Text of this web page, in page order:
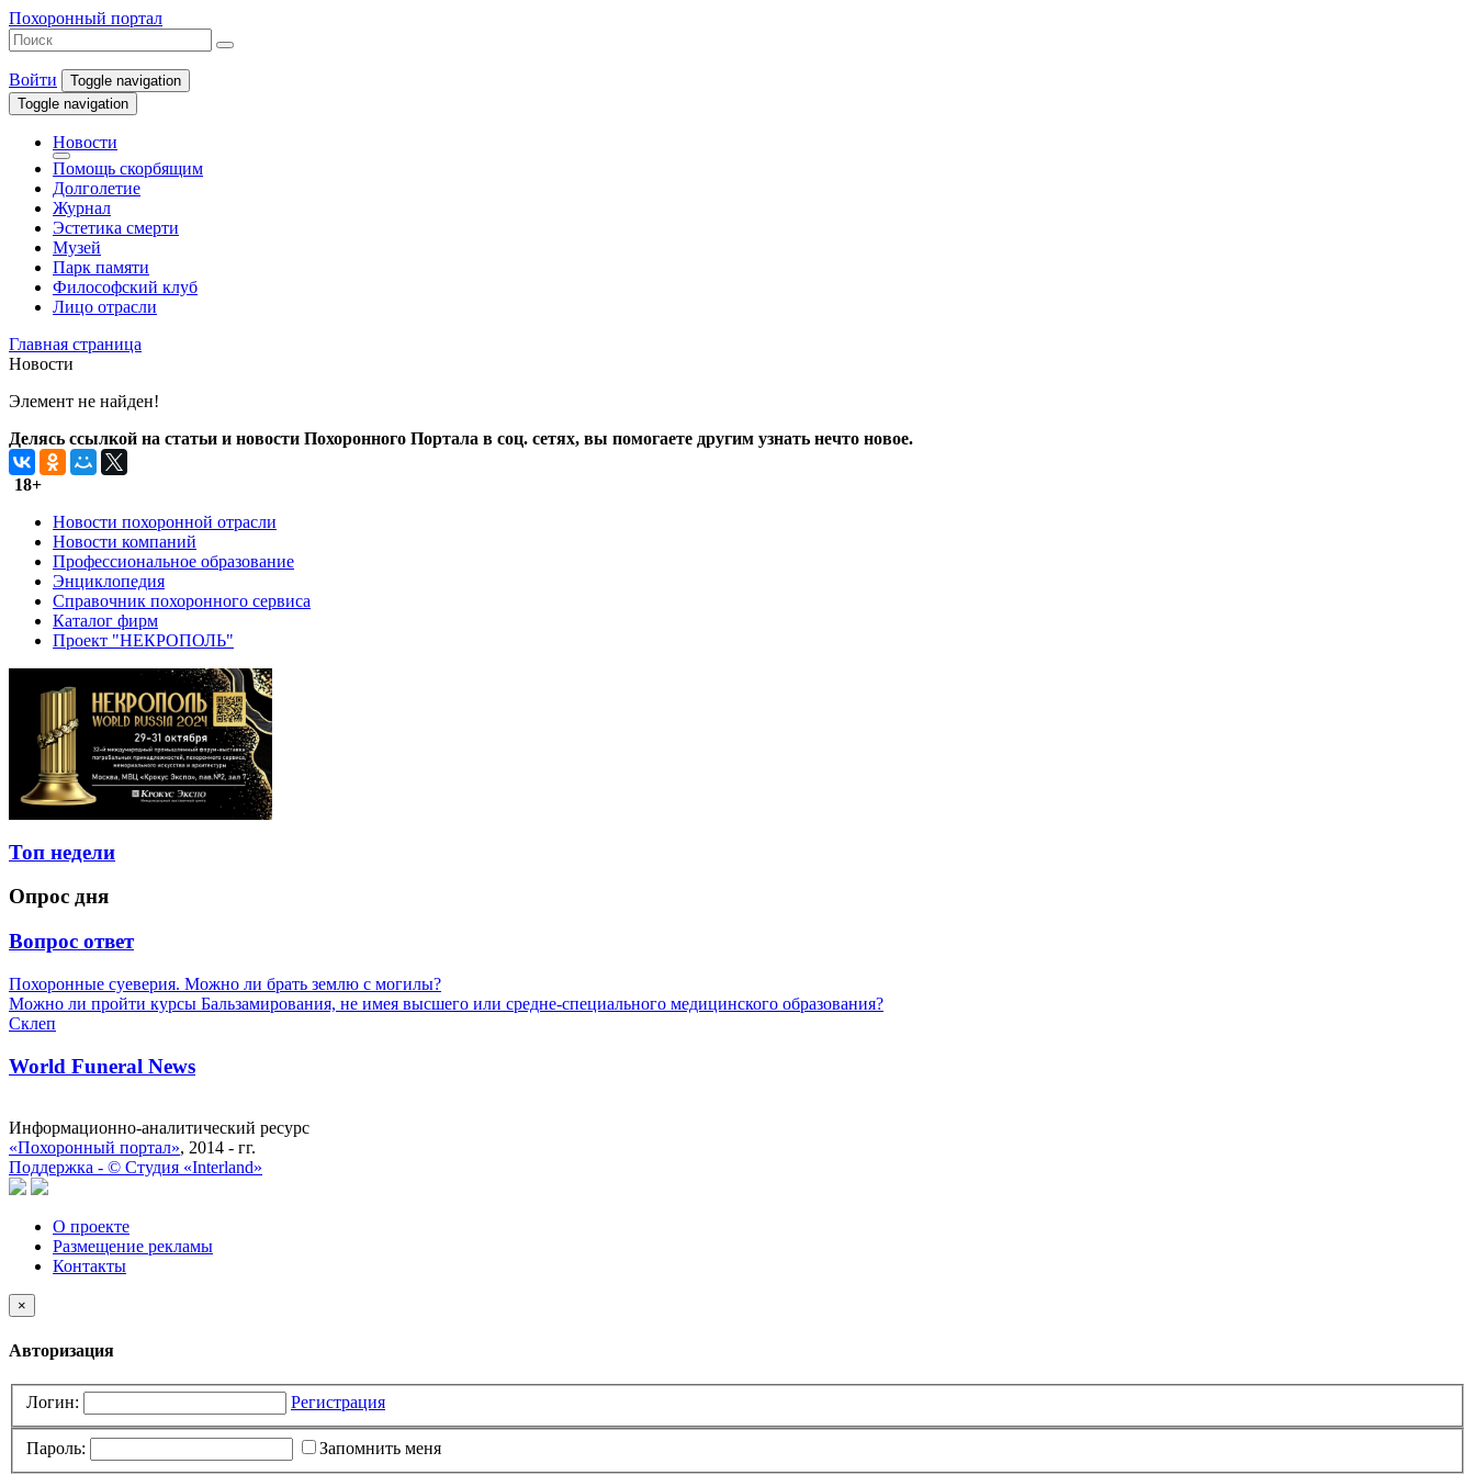
Похоронный портал
Войти
Toggle navigation
Toggle navigation
Новости
Помощь скорбящим
Долголетие
Журнал
Эстетика смерти
Музей
Парк памяти
Философский клуб
Лицо отрасли
Главная страница
Новости
Элемент не найден!
Делясь ссылкой на статьи и новости Похоронного Портала в соц. сетях, вы помогаете другим узнать нечто новое.
18+
Новости похоронной отрасли
Новости компаний
Профессиональное образование
Энциклопедия
Справочник похоронного сервиса
Каталог фирм
Проект "НЕКРОПОЛЬ"
Топ недели
Опрос дня
Вопрос ответ
Похоронные суеверия. Можно ли брать землю с могилы?
Можно ли пройти курсы Бальзамирования, не имея высшего или средне-специального медицинского образования?
Склеп
World Funeral News
Информационно-аналитический ресурс
«Похоронный портал», 2014 - гг.
Поддержка - © Cтудия «Interland»
О проекте
Размещение рекламы
Контакты
×
Авторизация
Логин: Регистрация
Пароль:
Запомнить меня